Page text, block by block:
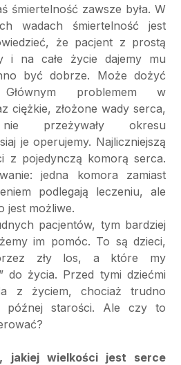
śmiertelność zawsze była. W
wadach śmiertelność jest
że pacjent z prostą
i na całe życie dajemy mu
być dobrze. Może dożyć
problemem w
ciężkie, złożone wady serca,
przeżywały okresu
je operujemy. Najliczniejszą
z pojedynczą komorą serca.
jedna komora zamiast
podlegają leczeniu, ale
jest możliwe.
pacjentów, tym bardziej
im pomóc. To są dzieci,
zły los, a które my
do życia. Przed tymi dziećmi
z życiem, chociaż trudno
późnej starości. Ale czy to
jakiej wielkości jest serce